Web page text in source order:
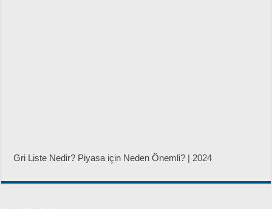
Gri Liste Nedir? Piyasa için Neden Önemli? | 2024